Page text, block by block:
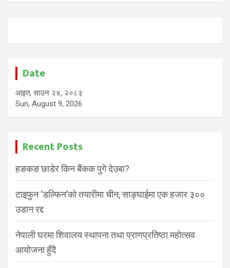
Date
आइत, साउन २४, २०८३
Sun, August 9, 2026
Recent Posts
हङकङ छाडेर किन बैंकक पुगे देउबा?
टाइफुन ‘डल्फिन’को तयारीमा चीन, साङ्घाईमा एक हजार ३००
उडान रद्द
नेपाली घरमा शिवालय स्थापना तथा प्राणप्रतिष्ठा महोत्सव
आयोजना हुँदै